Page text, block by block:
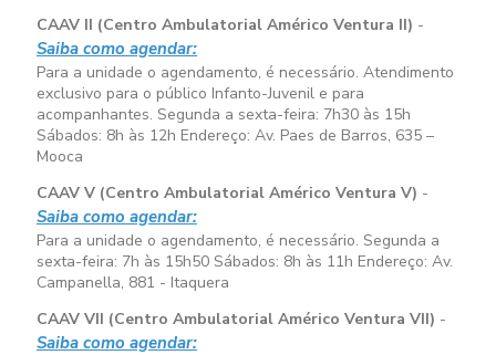
CAAV II (Centro Ambulatorial Américo Ventura II) -
Saiba como agendar:
Para a unidade o agendamento, é necessário. Atendimento
exclusivo para o público Infanto-Juvenil e para
acompanhantes. Segunda a sexta-feira: 7h30 às 15h
Sábados: 8h às 12h Endereço: Av. Paes de Barros, 635 –
Mooca
CAAV V (Centro Ambulatorial Américo Ventura V) -
Saiba como agendar:
Para a unidade o agendamento, é necessário. Segunda a
sexta-feira: 7h às 15h50 Sábados: 8h às 11h Endereço: Av.
Campanella, 881 - Itaquera
CAAV VII (Centro Ambulatorial Américo Ventura VII) -
Saiba como agendar: